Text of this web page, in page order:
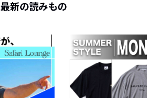
最新の読みもの